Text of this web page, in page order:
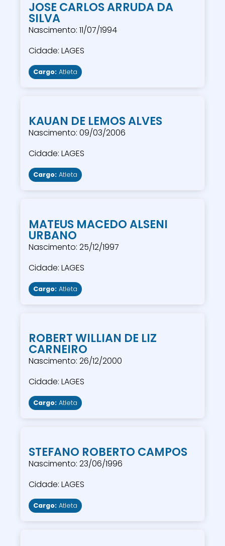
JOSE CARLOS ARRUDA DA
SILVA
Nascimento: 11/07/1994
Cidade: LAGES
Cargo: Atleta
KAUAN DE LEMOS ALVES
Nascimento: 09/03/2006
Cidade: LAGES
Cargo: Atleta
MATEUS MACEDO ALSENI
URBANO
Nascimento: 25/12/1997
Cidade: LAGES
Cargo: Atleta
ROBERT WILLIAN DE LIZ
CARNEIRO
Nascimento: 26/12/2000
Cidade: LAGES
Cargo: Atleta
STEFANO ROBERTO CAMPOS
Nascimento: 23/06/1996
Cidade: LAGES
Cargo: Atleta